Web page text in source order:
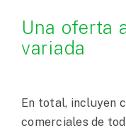
Una oferta
variada
En total, incluyen
comerciales de